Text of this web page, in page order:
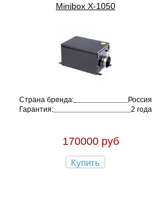
Minibox X-1050
Страна бренда:
Россия
Гарантия:
2 года
170000 руб
Купить